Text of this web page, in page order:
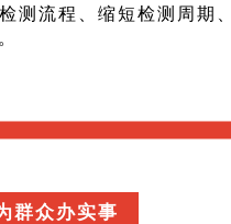
测流程、缩短检测周期
群众办实事